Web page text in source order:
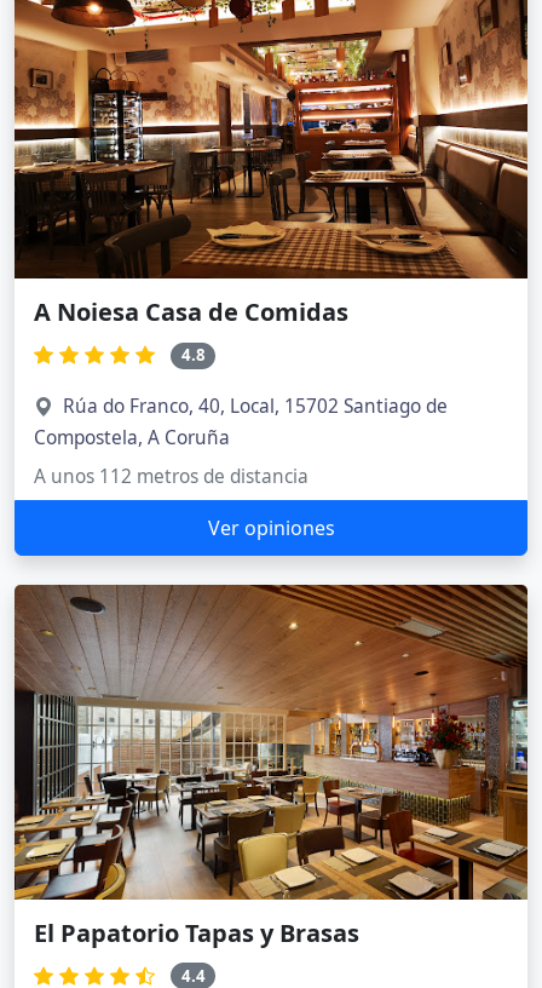
A Noiesa Casa de Comidas
4.8
Rúa do Franco, 40, Local, 15702 Santiago de
Compostela, A Coruña
A unos 112 metros de distancia
Ver opiniones
El Papatorio Tapas y Brasas
4.4